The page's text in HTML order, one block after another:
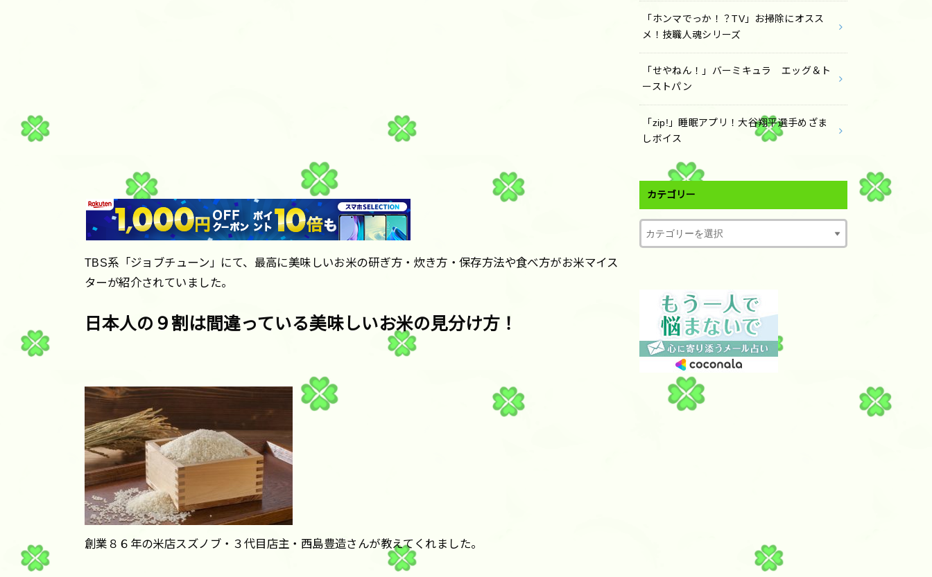
TBS系「ジョブチューン」にて、最高に美味しいお米の研ぎ方・炊き方・保存方法や食べ方がお米マイス
ターが紹介されていました。
日本人の９割は間違っている美味しいお米の見分け方！
創業８６年の米店スズノブ・３代目店主・西島豊造さんが教えてくれました。
「ホンマでっか！？TV」お掃除にオスス
メ！技職人魂シリーズ
「せやねん！」バーミキュラ エッグ＆ト
ーストパン
「zip!」睡眠アプリ！大谷翔平選手めざま
しボイス
カテゴリー